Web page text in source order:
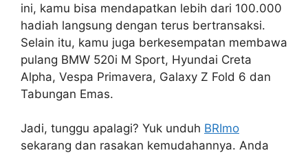
ini, kamu bisa mendapatkan lebih dari 100.000
hadiah langsung dengan terus bertransaksi.
Selain itu, kamu juga berkesempatan membawa
pulang BMW 520i M Sport, Hyundai Creta
Alpha, Vespa Primavera, Galaxy Z Fold 6 dan
Tabungan Emas.
Jadi, tunggu apalagi? Yuk unduh BRImo
sekarang dan rasakan kemudahannya. Anda